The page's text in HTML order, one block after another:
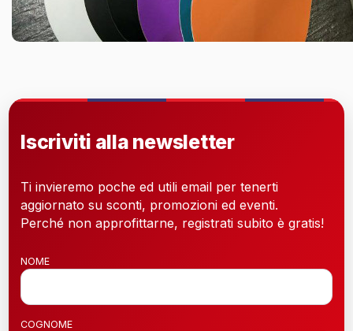
Iscriviti alla newsletter
Ti invieremo poche ed utili email per tenerti
aggiornato su sconti, promozioni ed eventi.
Perché non approfittarne, registrati subito è gratis!
NOME
COGNOME